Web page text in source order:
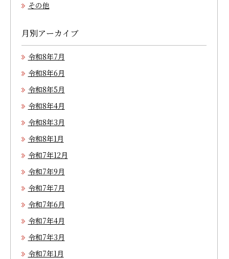
その他
月別アーカイブ
令和8年7月
令和8年6月
令和8年5月
令和8年4月
令和8年3月
令和8年1月
令和7年12月
令和7年9月
令和7年7月
令和7年6月
令和7年4月
令和7年3月
令和7年1月